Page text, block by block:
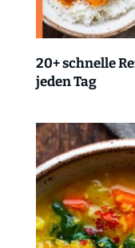
20+ schnelle
jeden Tag